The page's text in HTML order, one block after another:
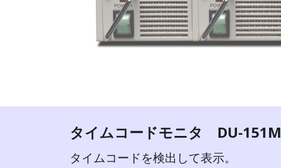
タイムコードモニタ DU-151M
タイムコードを検出して表示。